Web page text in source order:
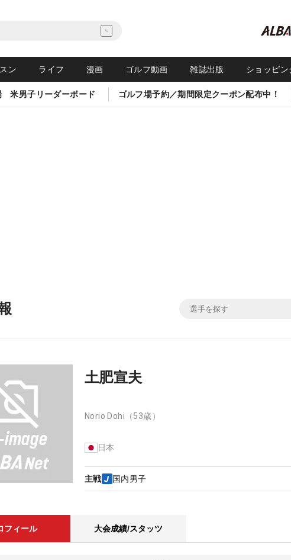
ン ライフ 漫画 ゴルフ動画 雑誌出版 ショッピン
米男子リーダーボード ゴルフ場予約／期間限定クーポン配布中！
土肥宣夫
Norio Dohi （53歳）
日本
主戦 国内男子
フィール 大会成績/スタッツ